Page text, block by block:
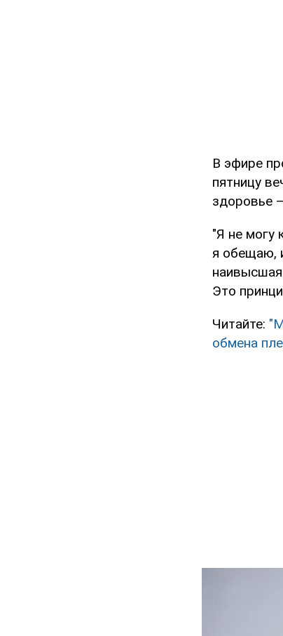
В эфире
пятницу
здоровье
"Я не могу
я обещаю,
наивысшая
Это
Читайте:
обмена